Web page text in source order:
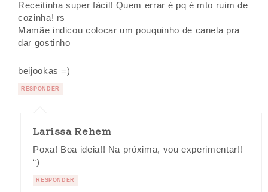
Receitinha super fácil! Quem errar é pq é mto ruim de
cozinha! rs
Mamãe indicou colocar um pouquinho de canela pra
dar gostinho
beijookas =)
RESPONDER
Larissa Rehem
Poxa! Boa ideia!! Na próxima, vou experimentar!!
“)
RESPONDER